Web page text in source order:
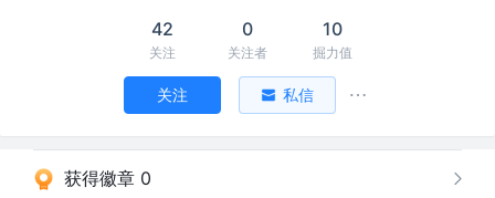
42
关注
0
关注者
10
掘力值
关注 私信
获得徽章 0